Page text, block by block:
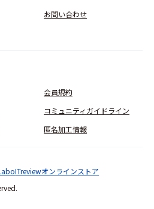
お問い合わせ
会員規約
コミュニティガイドライン
匿名加工情報
ITreviewオンラインストア